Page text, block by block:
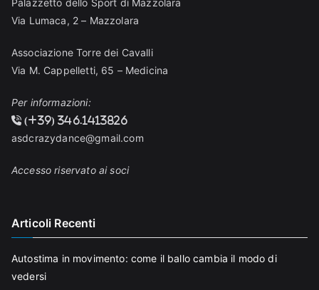
Palazzetto dello Sport di Mazzolara
Via Lumaca, 2 – Mazzolara
Associazione Torre dei Cavalli
Via M. Cappelletti, 65 – Medicina
Per informazioni:
(+39) 346.1413826
asdcrazydance@gmail.com
Accesso riservato ai soci
Articoli Recenti
Autostima in movimento: come il ballo cambia il modo di
vedersi